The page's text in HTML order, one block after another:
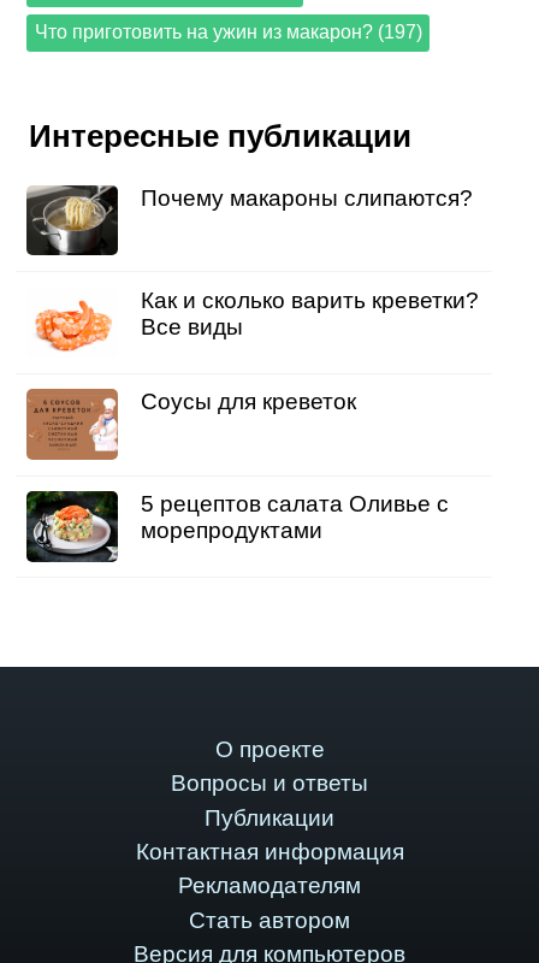
Что приготовить на ужин из макарон? (197)
Интересные публикации
Почему макароны слипаются?
Как и сколько варить креветки?
Все виды
Соусы для креветок
5 рецептов салата Оливье с
морепродуктами
О проекте
Вопросы и ответы
Публикации
Контактная информация
Рекламодателям
Стать автором
Версия для компьютеров